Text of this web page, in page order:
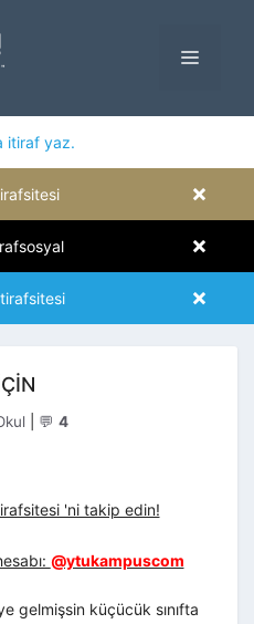
MENÜ
itiraf yaz.
×
×
×
💬 4
'ni takip edin!
@ytukampuscom
gelmişsin küçücük sınıfta